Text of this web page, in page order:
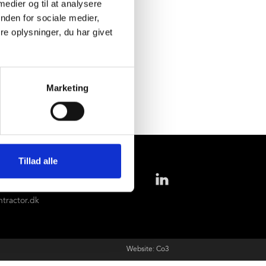
og til at analysere
for sociale medier,
oplysninger, du har givet
Marketing
Tillad alle
Website: Co3